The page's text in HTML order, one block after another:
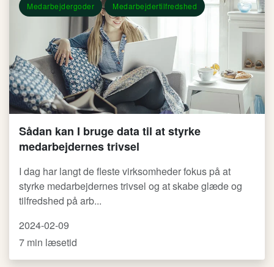
Medarbejdergoder Medarbejdertilfredshed
Sådan kan I bruge data til at styrke
medarbejdernes trivsel
I dag har langt de fleste virksomheder fokus på at
styrke medarbejdernes trivsel og at skabe glæde og
tilfredshed på arb...
2024-02-09
7 min læsetid